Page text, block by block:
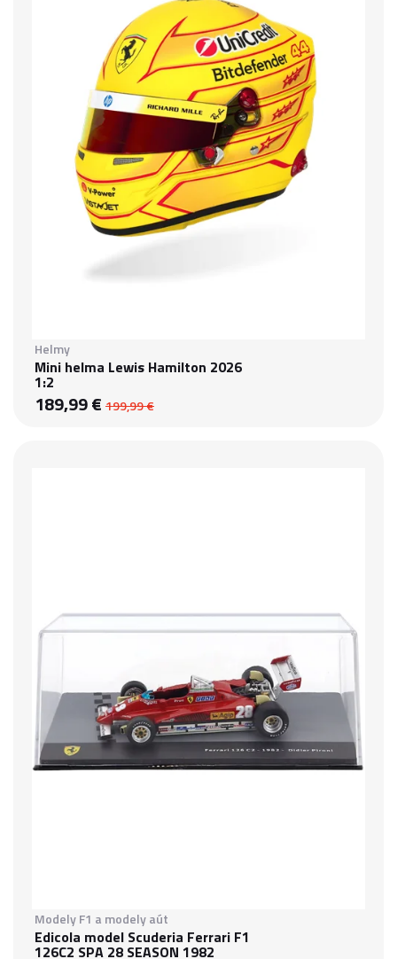
Helmy
Mini helma Lewis Hamilton 2026
1:2
189,99 € 199,99 €
Modely F1 a modely aút
Edicola model Scuderia Ferrari F1
126C2 SPA 28 SEASON 1982